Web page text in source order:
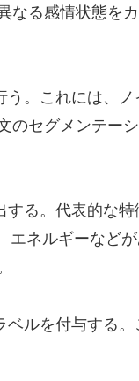
なる感情状態を
。これには、ノ
のセグメンテー
する。代表的な
エネルギーなど
ベルを付与する